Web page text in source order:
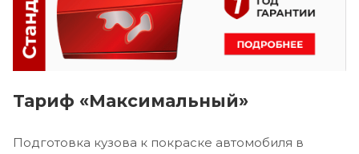
Тариф «Максимальный»
Подготовка кузова к покраске автомобиля в